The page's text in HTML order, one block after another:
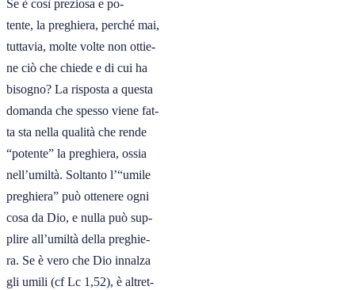
Se è così preziosa e po-
tente, la preghiera, perché mai,
tuttavia, molte volte non ottie-
ne ciò che chiede e di cui ha
bisogno? La risposta a questa
domanda che spesso viene fat-
ta sta nella qualità che rende
“potente” la preghiera, ossia
nell’umiltà. Soltanto l’“umile
preghiera” può ottenere ogni
cosa da Dio, e nulla può sup-
plire all’umiltà della preghie-
ra. Se è vero che Dio innalza
gli umili (cf Lc 1,52), è altret-